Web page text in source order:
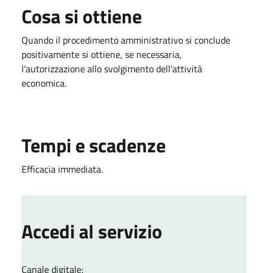
Cosa si ottiene
Quando il procedimento amministrativo si conclude
positivamente si ottiene, se necessaria,
l'autorizzazione allo svolgimento dell'attività
economica.
Tempi e scadenze
Efficacia immediata.
Accedi al servizio
Canale digitale: